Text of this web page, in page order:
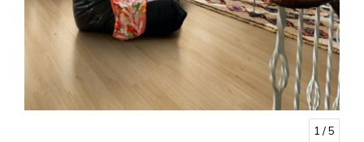
1 / 5